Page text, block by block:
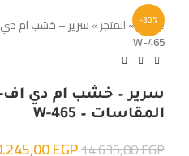
-30%
Home
» المتجر» سرير – خشب ام
W-465
سرير – خشب ام دي اف-
المقاسات – W-465
14.635,00EGP
EGP